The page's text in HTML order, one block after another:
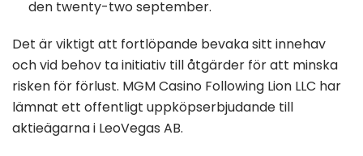
den twenty-two september.
Det är viktigt att fortlöpande bevaka sitt innehav
och vid behov ta initiativ till åtgärder för att minska
risken för förlust. MGM Casino Following Lion LLC har
lämnat ett offentligt uppköpserbjudande till
aktieägarna i LeoVegas AB.